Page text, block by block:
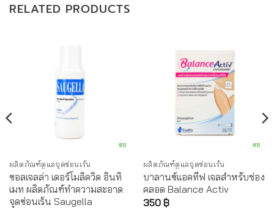
RELATED PRODUCTS
ผลิตภัณฑ์ดูแลจุดซ่อนเร้น
ซอลเจลล่า เดอร์โมลิควิด อินทิ
เมท ผลิตภัณฑ์ทำความสะอาด
จุดซ่อนเร้น Saugella
ผลิตภัณฑ์ดูแลจุดซ่อนเร้น
บาลานซ์แอคทีฟ เจลสำหรับช่อง
คลอด Balance Activ
350 ฿